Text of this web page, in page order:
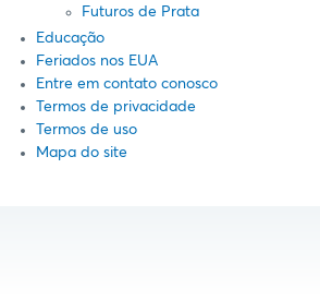
Futuros de Prata
Educação
Feriados nos EUA
Entre em contato conosco
Termos de privacidade
Termos de uso
Mapa do site